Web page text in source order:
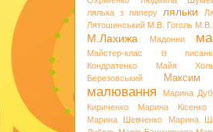
лялька з паперу
ляльки
Лятошинський М.В. Гоголь М.В.
М.Лахижа Мадонни
Майстер-клас із
Кондратенко
Майя
Березовський
Максим
малювання Марина
Кириченко
Марина Кісенко
Марина Шевченко
Марина